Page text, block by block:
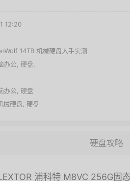
12:20
14TB 机械硬盘入手实测
办公 硬盘
办公 硬盘
械硬盘 硬盘
硬盘攻略
浦科特 M8VC 256G固